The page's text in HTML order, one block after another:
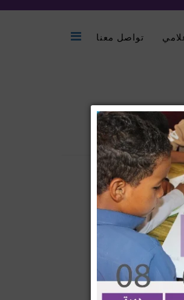
تواصل معنا
الطاقم الصحي
العام ..